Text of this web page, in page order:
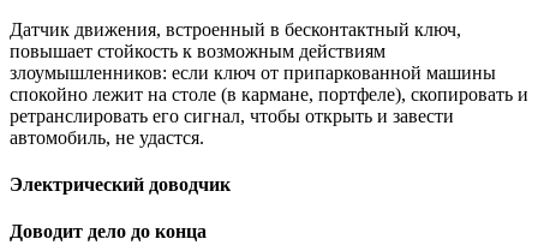
Датчик движения, встроенный в бесконтактный ключ,
повышает стойкость к возможным действиям
злоумышленников: если ключ от припаркованной машины
спокойно лежит на столе (в кармане, портфеле), скопировать и
ретранслировать его сигнал, чтобы открыть и завести
автомобиль, не удастся.
Электрический доводчик
Доводит дело до конца